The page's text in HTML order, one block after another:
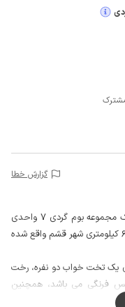
گزارش خطا
در یک مجموعه بوم گردی 7 واحدی
در روستای سهیلی جزیره زیبای قشم و در فاصله 65 کیلومتری شهر قشم واقع شده
دارای یک تخت خواب دو نفره، رخت
فرنگی می باشد، همچنین